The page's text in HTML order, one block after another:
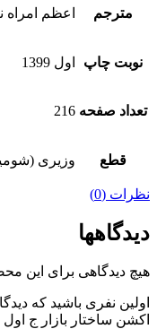
مترجم اعظم امراه
نوبت چاپ اول 1399
تعداد صفحه 216
قطع وزیری
نظرات (0)
دیدگاهها
هیچ دیدگاهی برای این
اولین نفری باشید که
اکشن ساختار بازار ج